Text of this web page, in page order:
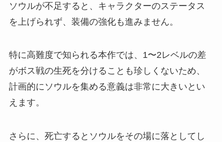
ソウルが不足すると、キャラクターのステータス
を上げられず、装備の強化も進みません。
特に高難度で知られる本作では、1〜2レベルの差
がボス戦の生死を分けることも珍しくないため、
計画的にソウルを集める意義は非常に大きいとい
えます。
さらに、死亡するとソウルをその場に落としてし